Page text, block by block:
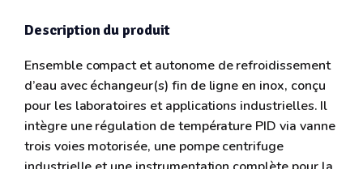
Description du produit
Ensemble compact et autonome de refroidissement
d’eau avec échangeur(s) fin de ligne en inox, conçu
pour les laboratoires et applications industrielles. Il
intègre une régulation de température PID via vanne
trois voies motorisée, une pompe centrifuge